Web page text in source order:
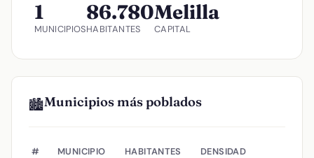
1
MUNICIPIOS
86.780
HABITANTES
Melilla
CAPITAL
🏙️Municipios más poblados
# MUNICIPIO HABITANTES DENSIDAD